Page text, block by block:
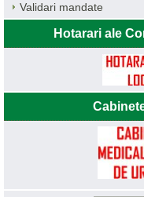
Validari mandate
Hotarari ale